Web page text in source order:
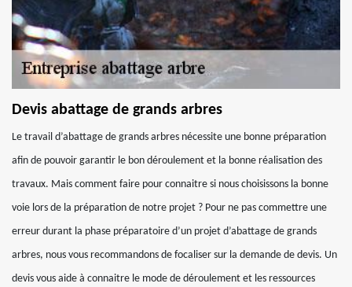
Devis abattage de grands arbres
Le travail d’abattage de grands arbres nécessite une bonne préparation
afin de pouvoir garantir le bon déroulement et la bonne réalisation des
travaux. Mais comment faire pour connaitre si nous choisissons la bonne
voie lors de la préparation de notre projet ? Pour ne pas commettre une
erreur durant la phase préparatoire d’un projet d’abattage de grands
arbres, nous vous recommandons de focaliser sur la demande de devis. Un
devis vous aide à connaitre le mode de déroulement et les ressources